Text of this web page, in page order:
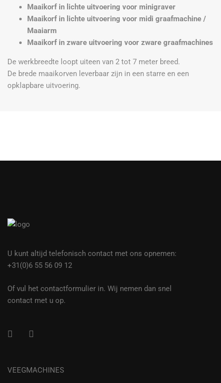
Maaikorf in lichte uitvoering voor minigraver
Maaikorf in lichte uitvoering voor midi graafmachine /
Maaiarm
Maaikorf in zware uitvoering voor zware graafmachines
De werkbreedte loopt uiteen van 2 tot 7 meter breed.
De brede maaikorven leverbaar zijn in een starre en een
opklapbare uitvoering.
U kunt altijd telefonisch contact met ons opnemen:
+31(0)6 55 56 09 12
Of vul het contactformulier in. Wij nemen dan snel
contact met u op.
VEEGMACHINES